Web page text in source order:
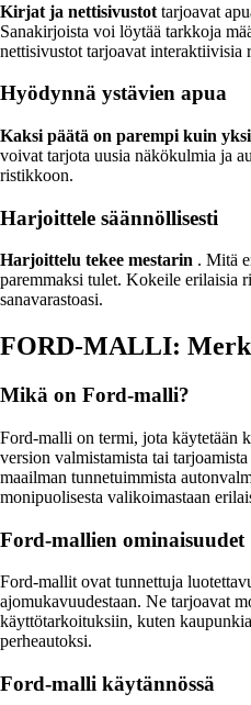
Kirjat ja nettisivustot tarjoavat
Sanakirjoista voi löytää tarkkoja
nettisivustot tarjoavat interaktiivisia
Hyödynnä ystävien apua
Kaksi päätä on parempi kuin yksi
voivat tarjota uusia näkökulmia ja
ristikkoon.
Harjoittele säännöllisesti
Harjoittelu tekee mestarin . Mitä
paremmaksi tulet. Kokeile erilaisia
sanavarastoasi.
FORD-MALLI:
Mikä on Ford-malli?
Ford-malli on termi, jota käytetään
version valmistamista tai
maailman tunnetuimmista
monipuolisesta valikoimastaan
Ford-mallien ominaisuudet
Ford-mallit ovat tunnettuja
ajomukavuudestaan. Ne tarjoavat
käyttötarkoituksiin, kuten
perheautoksi.
Ford-malli käytännössä